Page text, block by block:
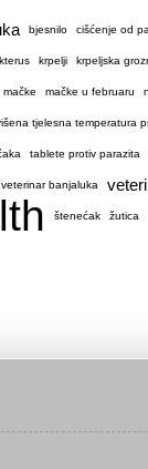
bjesnilo cišćenje od
krpelji krpeljska
mačke mačke u februaru
tjelesna temperatura
tablete protiv parazita
veterinar banjaluka
štenećak žutica